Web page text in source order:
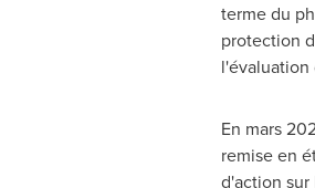
terme du
protection
l'évaluation
En mars
remise en
d'action